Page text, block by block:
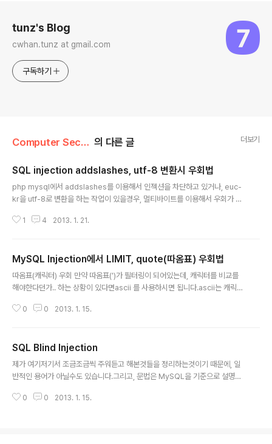
tunz's Blog
cwhan.tunz at gmail.com
구독하기
Computer Security/Web 의 다른 글 더보기
SQL injection addslashes, utf-8 변환시 우회법
php mysql에서 addslashes를 이용해서 인젝션을 차단하고 있거나, euc-
kr을 utf-8로 변환을 하는 작업이 있을경우, 멀티바이트를 이용해서 우회가 가
slashes는 입력스트링 중에 quote(') 가 있다면 앞에 \를 붙여줌으로써, " \' "
다면, (%27이 quote입니다.)%bf%5C%27 로 변하게 되고. (%5C가 \ 입니
다.)결국, %bf%5C 가 한글자로 읽히게 됩니다. (유니코드이기 때문에.)그리고
%27이 \의 간섭을 안받고 자유..
1 4 2013. 1. 21.
MySQL Injection에서 LIMIT, quote(따옴표) 우회법
따옴표(캐릭터) 우회 만약 따옴표(')가 필터링이 되어있는데, 캐릭터를 비교를
해야한다던가.. 하는 상황이 있다면ascii 를 사용하시면 됩니다.ascii는 캐릭터
비교할수 있습니다. LIMIT 우회 인젝션을 할때 LIMIT이 필터링 되어있으면 상
lect group_concat(컬럼) from ~~~ 와 같습니다.max,min은 예상하시다
싶이, 결과값중 가장 높은 줄 하나, 낮은줄 하나만 불러오는것이구요. group_c
oncat()을 이..
0 0 2013. 1. 15.
SQL Blind Injection
제가 여기저기서 조금조금씩 주워듣고 해본것들을 정리하는것이기 때문에, 일
반적인 용어가 아닐수도 있습니다.그리고, 문법은 MySQL을 기준으로 설명하
nd Injection이란 True or False의 결과값을 이용하여 DB의 내용을 알아내
0 0 2013. 1. 15.